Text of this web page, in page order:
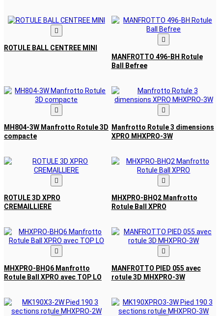

ROTULE BALL CENTREE MINI

MANFROTTO 496-BH Rotule
Ball Befree

MH804-3W Manfrotto Rotule 3D
compacte

Manfrotto Rotule 3 dimensions
XPRO MHXPRO-3W

ROTULE 3D XPRO
CREMAILLIERE

MHXPRO-BHQ2 Manfrotto
Rotule Ball XPRO

MHXPRO-BHQ6 Manfrotto
Rotule Ball XPRO avec TOP LO

MANFROTTO PIED 055 avec
rotule 3D MHXPRO-3W